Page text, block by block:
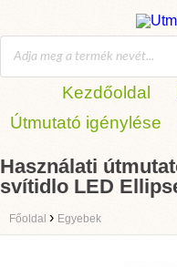
Kezdőoldal
Útmutató igénylése
Használati
svítidlo LED
Főoldal › Egyebek